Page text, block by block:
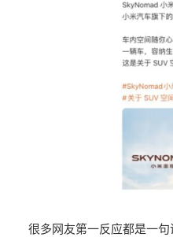
很多网友第一反应都是一句